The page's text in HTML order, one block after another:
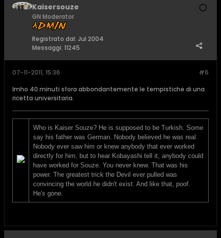
Kaisersouze
GN Moderator
Registrato dal: Jul 2004
Messaggi: 11245
#6
07-11-2011, 15:36
Imho 40 minuti sfora abbondantemente le tempistiche di una
ricetta universitaria.
Who is Kaiser Souze? He is supposed to be Turkish. Some
say his father was German. Nobody believed he was real.
Nobody ever saw him or knew anybody that ever worked
directly for him, but to hear Kobayashi tell it, anybody could
have worked for Souze. You never knew. That was his
power. The greatest trick the Devil ever pulled was
convincing the world he didn't exist. And like that, poof.
He's gone.